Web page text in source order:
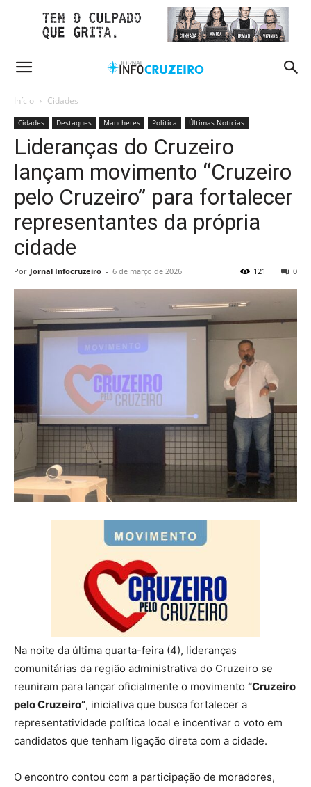
Início Cidades
Cidades Destaques Manchetes Política Últimas Notícias
Lideranças do Cruzeiro
lançam movimento “Cruzeiro
pelo Cruzeiro” para fortalecer
representantes da própria
cidade
Por Jornal Infocruzeiro - 6 de março de 2026 0
121
Na noite da última quarta-feira (4), lideranças
comunitárias da região administrativa do Cruzeiro se
reuniram para lançar oficialmente o movimento “Cruzeiro
pelo Cruzeiro”, iniciativa que busca fortalecer a
representatividade política local e incentivar o voto em
candidatos que tenham ligação direta com a cidade.
O encontro contou com a participação de moradores,